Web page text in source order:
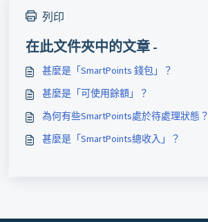
列印
在此文件夾中的文章 -
甚麼是「SmartPoints 錢包」？
甚麼是「可使用餘額」？
為何有些SmartPoints處於待處理狀態？
甚麼是「SmartPoints總收入」？